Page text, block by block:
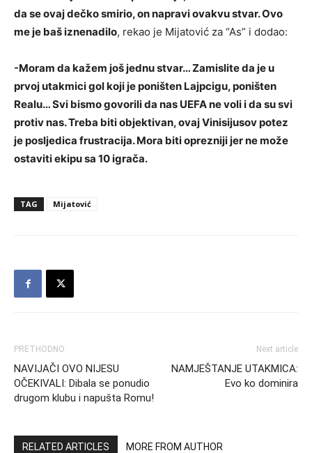
da se ovaj dečko smirio, on napravi ovakvu stvar. Ovo
me je baš iznenadilo, rekao je Mijatović za “As” i dodao:
-Moram da kažem još jednu stvar… Zamislite da je u
prvoj utakmici gol koji je poništen Lajpcigu, poništen
Realu… Svi bismo govorili da nas UEFA ne voli i da su svi
protiv nas. Treba biti objektivan, ovaj Vinisijusov potez
je posljedica frustracija. Mora biti oprezniji jer ne može
ostaviti ekipu sa 10 igrača.
TAG Mijatović
PRETHODNO
NAVIJAČI OVO NIJESU
OČEKIVALI: Dibala se ponudio
drugom klubu i napušta Romu!
Next article
NAMJEŠTANJE UTAKMICA:
Evo ko dominira
RELATED ARTICLES MORE FROM AUTHOR